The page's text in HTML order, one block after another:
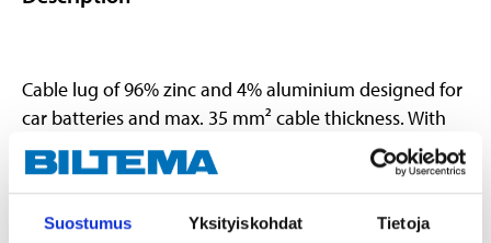
Suostumus Yksityiskohdat Tietoja
Cable lug of 96% zinc and 4% aluminium designed for
car batteries and max. 35 mm² cable thickness. With
M6 stainless steel bolts. With 1 positive (+) and 1
negative (-) terminal lug.